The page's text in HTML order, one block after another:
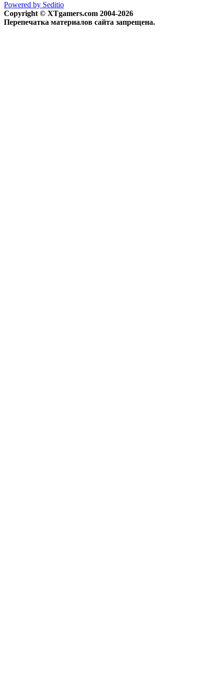
Powered by Seditio
Copyright © XTgamers.com 2004-2026
Перепечатка материалов сайта запрещена.